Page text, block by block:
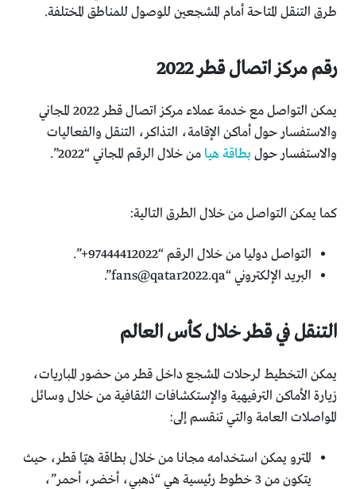
طرق التنقل المتاحة أمام المشجعين للوصول للمناطق المختلفة.
رقم مركز اتصال قطر 2022
يمكن التواصل مع خدمة عملاء مركز اتصال قطر 2022 المجاني
والاستفسار حول أماكن الإقامة، التذاكر، التنقل والفعاليات
والاستفسار حول بطاقة هيا من خلال الرقم المجاني “2022”.
كما يمكن التواصل من خلال الطرق التالية:
التواصل دوليا من خلال الرقم “97444412022+”.
البريد الإلكتروني “fans@qatar2022.qa
”.
التنقل في قطر خلال كأس العالم
يمكن التخطيط لرحلات المشجع داخل قطر من حضور المباريات،
زيارة الأماكن الترفيهية والإستكشافات الثقافية من خلال وسائل
المواصلات العامة والتي تنقسم إلى:
المترو يمكن استخدامه مجانا من خلال بطاقة هيّا قطر، حيث
يتكون من 3 خطوط رئيسية هي “ذهبي، أخضر، أحمر”،